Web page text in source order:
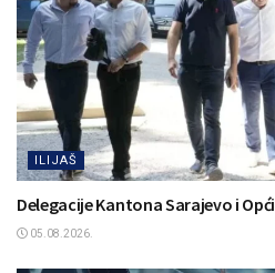
ILIJAŠ
Delegacije Kantona Sarajevo i
05.08.2026.